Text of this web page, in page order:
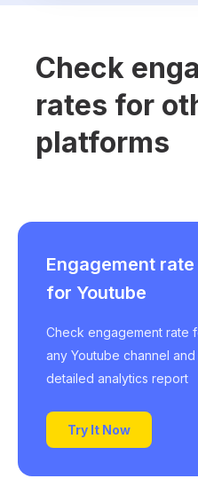
Check
rates for
platforms
Engagement
for Youtube
Check engagement rate
any Youtube channel
detailed analytics report
Try It Now